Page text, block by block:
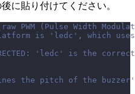
に貼り付けてください。
PWM (Pulse Width
is 'ledc', which
'ledc' is the
the pitch of the